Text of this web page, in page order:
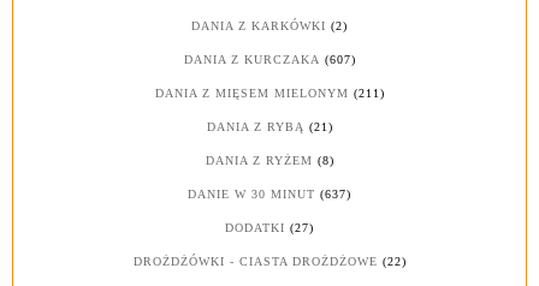
DANIA Z KARKÓWKI (2)
DANIA Z KURCZAKA (607)
DANIA Z MIĘSEM MIELONYM (211)
DANIA Z RYBĄ (21)
DANIA Z RYŻEM (8)
DANIE W 30 MINUT (637)
DODATKI (27)
DROŻDŻÓWKI - CIASTA DROŻDŻOWE (22)